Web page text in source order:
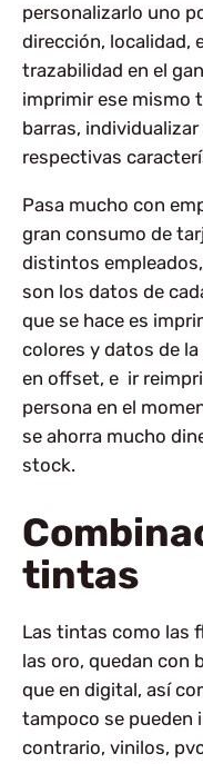
personalizarlo uno
dirección, localidad,
trazabilidad en el
imprimir ese mismo
barras,
respectivas
Pasa mucho con
gran consumo de
distintos
son los datos de
que se hace es
colores y datos de
en offset, e ir
persona en el
se ahorra mucho
stock.
tintas
Las tintas como las
las oro, quedan con
que en digital, así
tampoco se pueden
contrario, vinilos,